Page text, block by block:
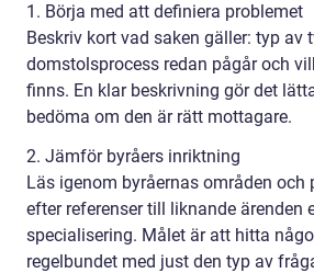
1. Börja med att definiera problemet
Beskriv kort vad saken gäller: typ av
domstolsprocess redan pågår och
finns. En klar beskrivning gör det
bedöma om den är rätt mottagare.
2. Jämför byråers inriktning
Läs igenom byråernas områden och
efter referenser till liknande ärenden
specialisering. Målet är att hitta
regelbundet med just den typ av